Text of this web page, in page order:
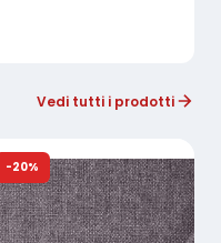
Vedi tutti i prodotti
-20%